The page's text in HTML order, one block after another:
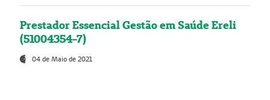
Prestador Essencial Gestão em Saúde Ereli
(51004354-7)
04 de Maio de 2021